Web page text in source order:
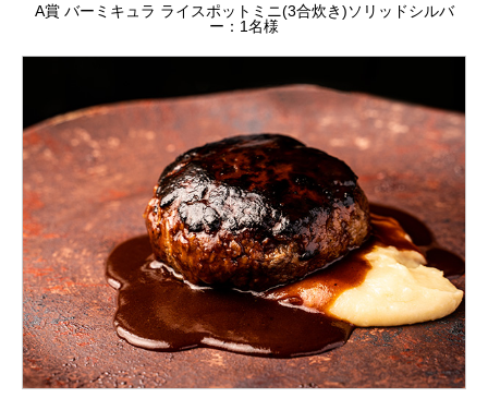
A賞 バーミキュラ ライスポットミニ(3合炊き)ソリッドシルバ
ー：1名様